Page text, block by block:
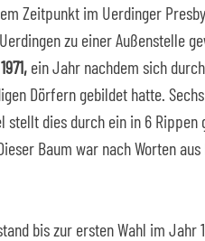
Zeitpunkt im Uerdinger
zu einer Außenstelle
ein Jahr nachdem sich
Dörfern gebildet hatte.
stellt dies durch ein in 6
Baum war nach Worten
bis zur ersten Wahl im